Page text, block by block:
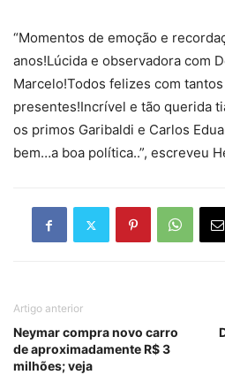
“Momentos de emoção e
anos!Lúcida e observadora com
Marcelo!Todos felizes com
presentes!Incrível e tão querida
os primos Garibaldi e Carlos
bem…a boa política..”, escreveu
Artigo anterior
Neymar compra novo carro
de aproximadamente R$ 3
milhões; veja